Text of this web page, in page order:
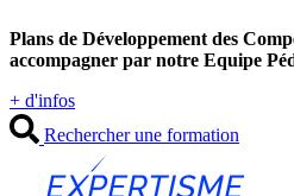
au
contenu
Plans de Développement des
accompagner par notre Equipe
+ d'infos
Rechercher une formation